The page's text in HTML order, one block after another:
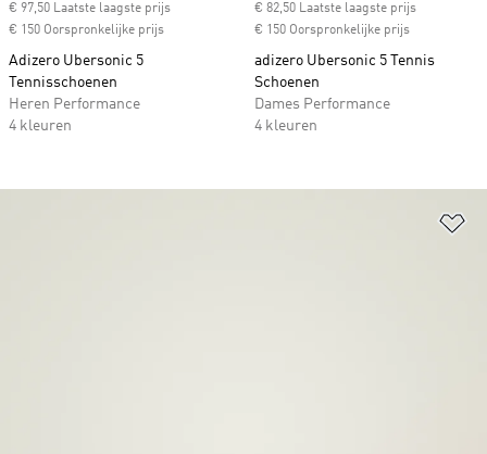
€ 97,50 Laatste laagste prijs
€ 150 Oorspronkelijke prijs
Adizero Ubersonic 5
Tennisschoenen
Heren Performance
4 kleuren
€ 82,50 Laatste laagste prijs
€ 150 Oorspronkelijke prijs
adizero Ubersonic 5 Tennis
Schoenen
Dames Performance
4 kleuren